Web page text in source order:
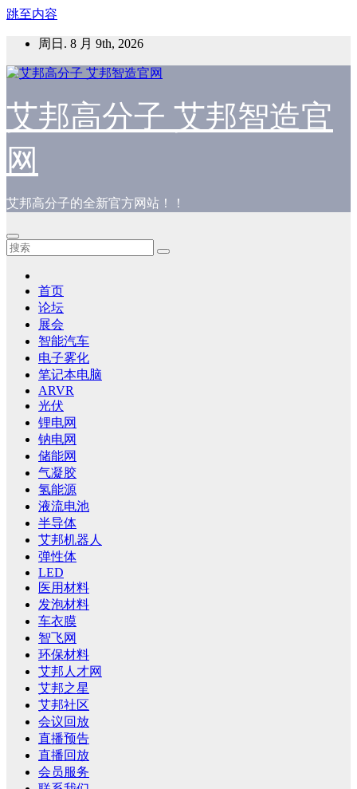
跳至内容
周日. 8 月 9th, 2026
艾邦高分子 艾邦智造官
网
艾邦高分子的全新官方网站！！
首页
论坛
展会
智能汽车
电子雾化
笔记本电脑
ARVR
光伏
锂电网
钠电网
储能网
气凝胶
氢能源
液流电池
半导体
艾邦机器人
弹性体
LED
医用材料
发泡材料
车衣膜
智飞网
环保材料
艾邦人才网
艾邦之星
艾邦社区
会议回放
直播预告
直播回放
会员服务